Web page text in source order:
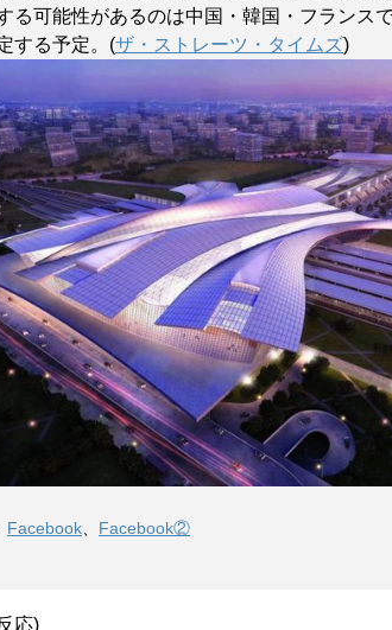
る可能性があるのは中国・韓国・フランス
する予定。(ザ・ストレーツ・タイムズ)
Facebook Facebook②
応)